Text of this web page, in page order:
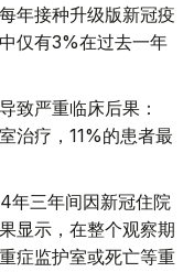
年接种升级版新冠疫
仅有3%在过去一年
致严重临床后果：
治疗，11%的患者最
年三年间因新冠住院
显示，在整个观察期
症监护室或死亡等重